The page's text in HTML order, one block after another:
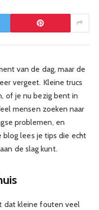
van de dag, maar de
vergeet. Kleine trucs
of je nu bezig bent in
mensen zoeken naar
problemen, en
blog lees je tips die echt
de slag kunt.
dat kleine fouten veel